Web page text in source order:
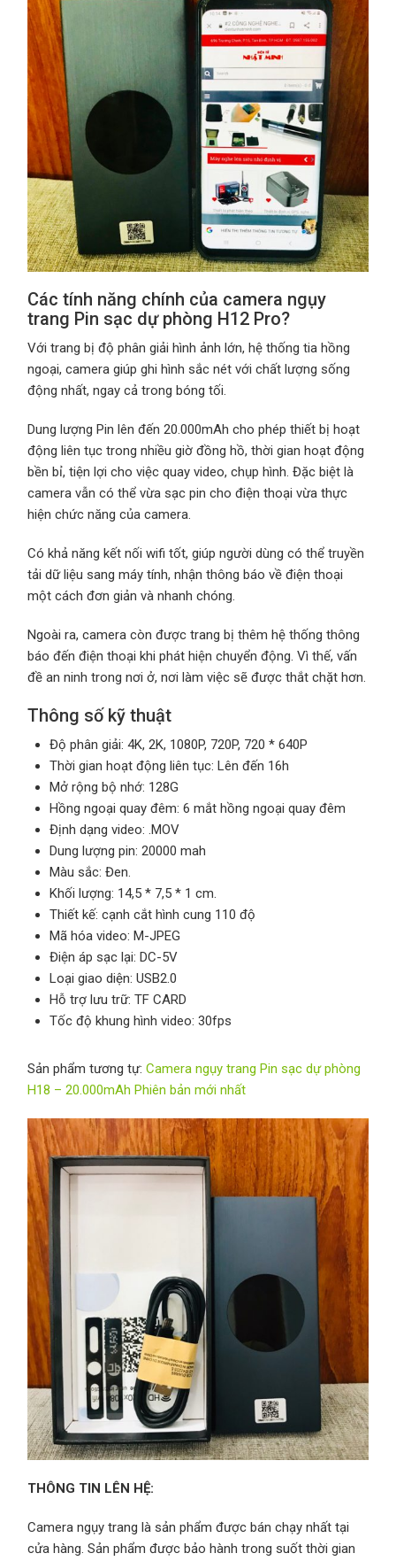
Các tính năng chính của camera ngụy
trang Pin sạc dự phòng H12 Pro?
Với trang bị độ phân giải hình ảnh lớn, hệ thống tia hồng
ngoại, camera giúp ghi hình sắc nét với chất lượng sống
động nhất, ngay cả trong bóng tối.
Dung lượng Pin lên đến 20.000mAh cho phép thiết bị hoạt
động liên tục trong nhiều giờ đồng hồ, thời gian hoạt động
bền bỉ, tiện lợi cho việc quay video, chụp hình. Đặc biệt là
camera vẫn có thể vừa sạc pin cho điện thoại vừa thực
hiện chức năng của camera.
Có khả năng kết nối wifi tốt, giúp người dùng có thể truyền
tải dữ liệu sang máy tính, nhận thông báo về điện thoại
một cách đơn giản và nhanh chóng.
Ngoài ra, camera còn được trang bị thêm hệ thống thông
báo đến điện thoại khi phát hiện chuyển động. Vì thế, vấn
đề an ninh trong nơi ở, nơi làm việc sẽ được thắt chặt hơn.
Thông số kỹ thuật
Độ phân giải: 4K, 2K, 1080P, 720P, 720 * 640P
Thời gian hoạt động liên tục: Lên đến 16h
Mở rộng bộ nhớ: 128G
Hồng ngoại quay đêm: 6 mắt hồng ngoại quay đêm
Định dạng video: .MOV
Dung lượng pin: 20000 mah
Màu sắc: Đen.
Khối lượng: 14,5 * 7,5 * 1 cm.
Thiết kế: cạnh cắt hình cung 110 độ
Mã hóa video: M-JPEG
Điện áp sạc lại: DC-5V
Loại giao diện: USB2.0
Hỗ trợ lưu trữ: TF CARD
Tốc độ khung hình video: 30fps
Sản phẩm tương tự: Camera ngụy trang Pin sạc dự phòng
H18 – 20.000mAh Phiên bản mới nhất
THÔNG TIN LÊN HỆ:
Camera ngụy trang là sản phẩm được bán chạy nhất tại
cửa hàng. Sản phẩm được bảo hành trong suốt thời gian